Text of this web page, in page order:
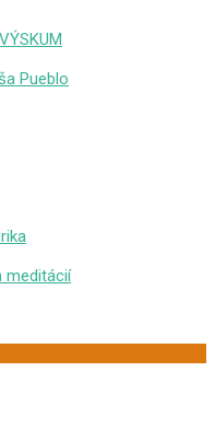
Pueblo
meditácií